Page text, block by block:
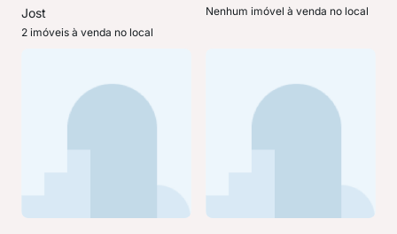
Jost
2 imóveis à venda no local
Nenhum imóvel à venda no local